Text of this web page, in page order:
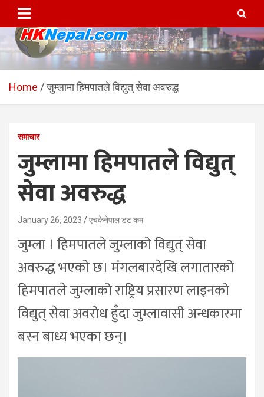
content
HKNepal.com – हङकङबाट
सञ्चालित पहिलो नेपाली अनलाईन
hknepal, hknepal.com, hk nepal, hk nepal com
Home जुम्लामा हिमपातले विद्युत् सेवा अवरुद्ध
समाचार
जुम्लामा हिमपातले विद्युत्
सेवा अवरुद्ध
January 26, 2023 एचकेनेपाल डट कम
जुम्ला । हिमपातले जुम्लाको विद्युत् सेवा
अवरुद्ध भएको छ। मंगलबारदेखि लगातारको
हिमपातले जुम्लाको राष्ट्रिय प्रसारण लाइनको
विद्युत् सेवा अवरोध हुँदा जुम्लावासी अन्धकारमा
बस्न बाध्य भएका छन्।